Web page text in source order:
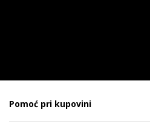
Pomoć pri kupovini